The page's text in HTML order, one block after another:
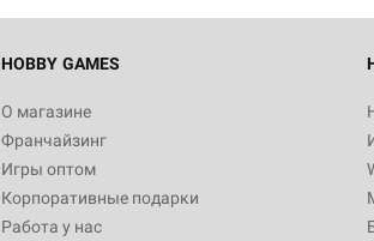
HOBBY GAMES
О магазине
Франчайзинг
Игры оптом
Корпоративные подарки
Работа у нас
Белая смерть
12 990
Настольная игра Hobby World Берсерк.
3 490